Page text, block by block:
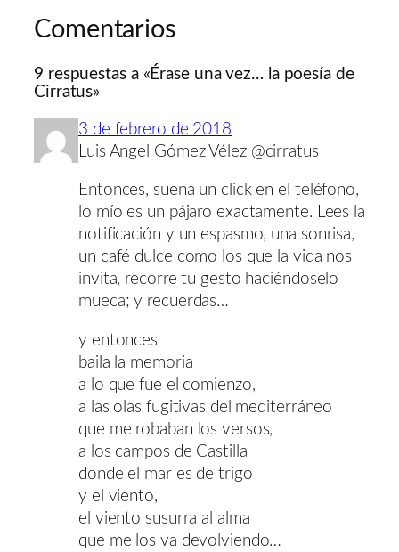
Comentarios
9 respuestas a «Érase una vez… la poesía de
Cirratus»
3 de febrero de 2018
Luis Angel Gómez Vélez @cirratus
Entonces, suena un click en el teléfono,
lo mío es un pájaro exactamente. Lees la
notificación y un espasmo, una sonrisa,
un café dulce como los que la vida nos
invita, recorre tu gesto haciéndoselo
mueca; y recuerdas…
y entonces
baila la memoria
a lo que fue el comienzo,
a las olas fugitivas del mediterráneo
que me robaban los versos,
a los campos de Castilla
donde el mar es de trigo
y el viento,
el viento susurra al alma
que me los va devolviendo…